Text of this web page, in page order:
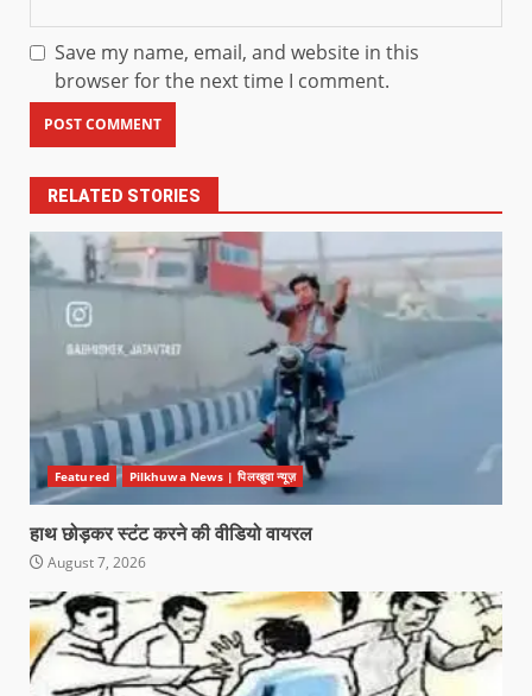
Save my name, email, and website in this
browser for the next time I comment.
RELATED STORIES
Featured Pilkhuwa News | पिलखुवा न्यूज़
हाथ छोड़कर स्टंट करने की वीडियो वायरल
August 7, 2026